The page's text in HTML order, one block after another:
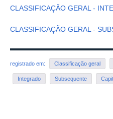
CLASSIFICAÇÃO GERAL -
CLASSIFICAÇÃO GERAL -
registrado em: Classificação geral
Integrado Subsequente